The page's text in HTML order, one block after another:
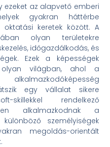
ezeket az alapvető emberi
gyakran háttérbe
keretek között. A
olyan területekre
időgazdálkodás, és
Ezek a képességek
világban, ahol a
egy vállalat sikere
rendelkező
alkalmazkodnak a
személyiségek
megoldás-orientált